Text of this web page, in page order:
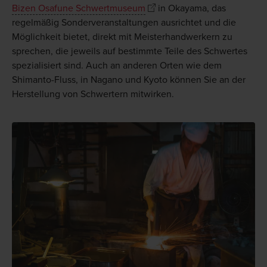
Bizen Osafune Schwertmuseum
in Okayama, das
regelmäßig Sonderveranstaltungen ausrichtet und die
Möglichkeit bietet, direkt mit Meisterhandwerkern zu
sprechen, die jeweils auf bestimmte Teile des Schwertes
spezialisiert sind. Auch an anderen Orten wie dem
Shimanto-Fluss, in Nagano und Kyoto können Sie an der
Herstellung von Schwertern mitwirken.